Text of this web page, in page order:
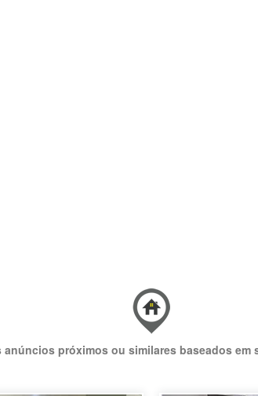
anúncios próximos ou similares baseados em